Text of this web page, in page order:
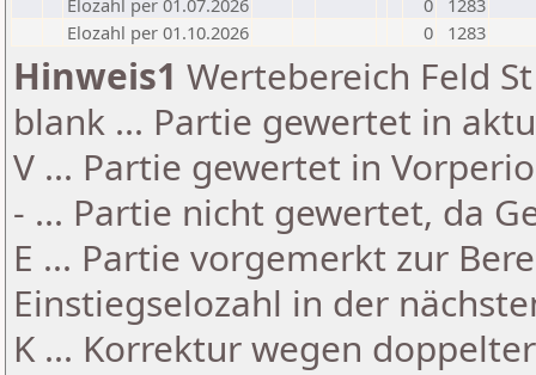
Elozahl per 01.07.2026
0
1283
Elozahl per 01.10.2026
0 1283
Hinweis1 Wertebereich Feld
blank ... Partie gewertet in
V ... Partie gewertet in
- ... Partie nicht gewertet, da
E ... Partie vorgemerkt zur
Einstiegselozahl in der
K ... Korrektur wegen